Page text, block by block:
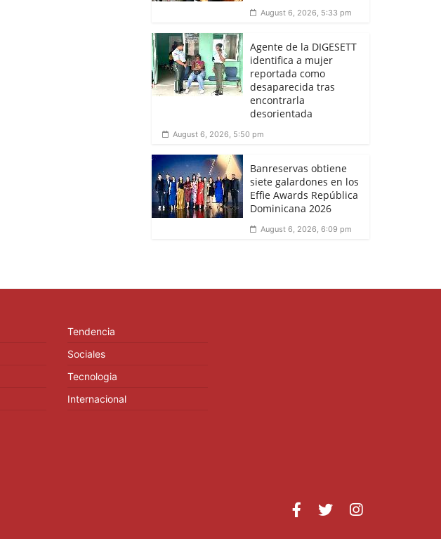
August 6, 2026, 5:33 pm
Agente de la DIGESETT
identifica a mujer
reportada como
desaparecida tras
encontrarla
desorientada
August 6, 2026, 5:50 pm
Banreservas obtiene
siete galardones en los
Effie Awards República
Dominicana 2026
August 6, 2026, 6:09 pm
Tendencia
Sociales
Tecnologia
Internacional